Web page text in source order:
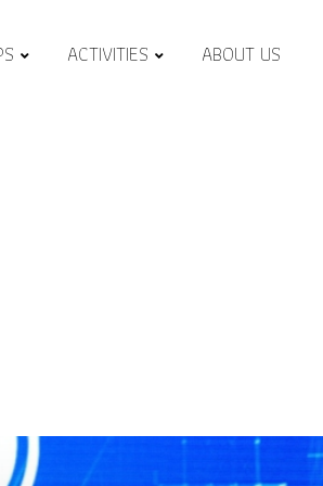
ACTIVITIES ABOUT US